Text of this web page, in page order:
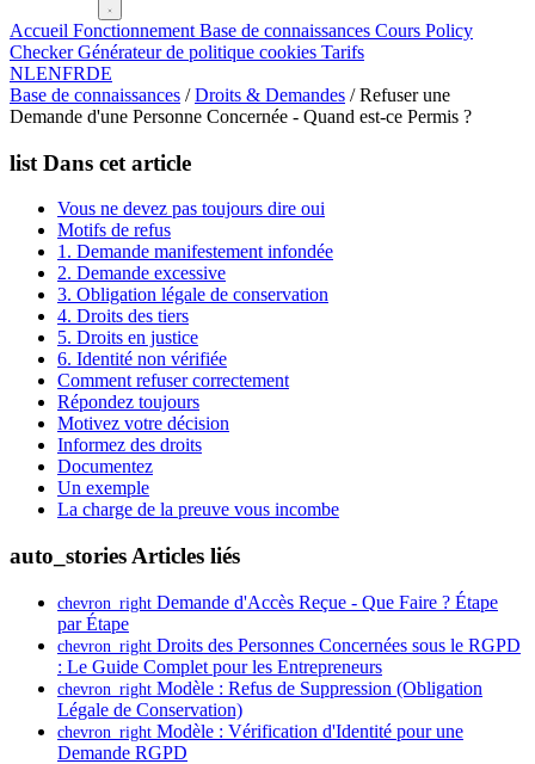
Accueil Fonctionnement Base de connaissances Cours Policy
CheckerGénérateur de politique cookies Tarifs
NLENFRDE
Base de connaissances / Droits & Demandes / Refuser une
Demande d'une Personne Concernée - Quand est-ce Permis ?
list Dans cet article
Vous ne devez pas toujours dire oui
Motifs de refus
1. Demande manifestement infondée
2. Demande excessive
3. Obligation légale de conservation
4. Droits des tiers
5. Droits en justice
6. Identité non vérifiée
Comment refuser correctement
Répondez toujours
Motivez votre décision
Informez des droits
Documentez
Un exemple
La charge de la preuve vous incombe
auto_stories Articles liés
chevron_right Demande d'Accès Reçue - Que Faire ? Étape
par Étape
chevron_right Droits des Personnes Concernées sous le RGPD
: Le Guide Complet pour les Entrepreneurs
chevron_right Modèle : Refus de Suppression (Obligation
Légale de Conservation)
chevron_right Modèle : Vérification d'Identité pour une
Demande RGPD